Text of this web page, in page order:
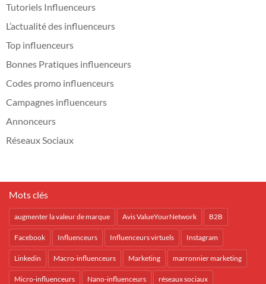
Tutoriels Influenceurs
L’actualité des influenceurs
Top influenceurs
Bonnes Pratiques influenceurs
Codes promo influenceurs
Campagnes influenceurs
Annonceurs
Réseaux Sociaux
Mots clés
augmenter la valeur de marque Avis ValueYourNetwork B2B
Facebook Influenceurs Influenceurs virtuels Instagram
Linkedin Macro-influenceurs Marketing marronnier marketing
Micro-influenceurs Nano-influenceurs réseaux sociaux